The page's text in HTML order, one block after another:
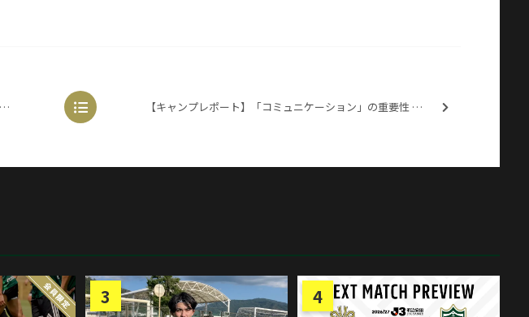
【キャンプレポート】「コミュニケーション」の重要性 口々に強調（2021.2.7@鹿児島）